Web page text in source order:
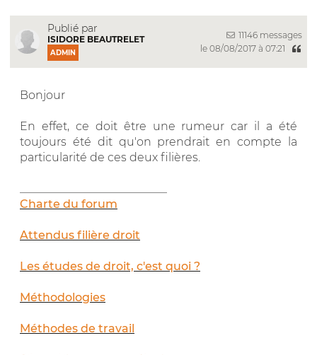
Publié par
ISIDORE BEAUTRELET
ADMIN
11146 messages
le 08/08/2017 à 07:21
Bonjour
En effet, ce doit être une rumeur car il a été
toujours été dit qu'on prendrait en compte la
particularité de ces deux filières.
Charte du forum
Attendus filière droit
Les études de droit, c'est quoi ?
Méthodologies
Méthodes de travail